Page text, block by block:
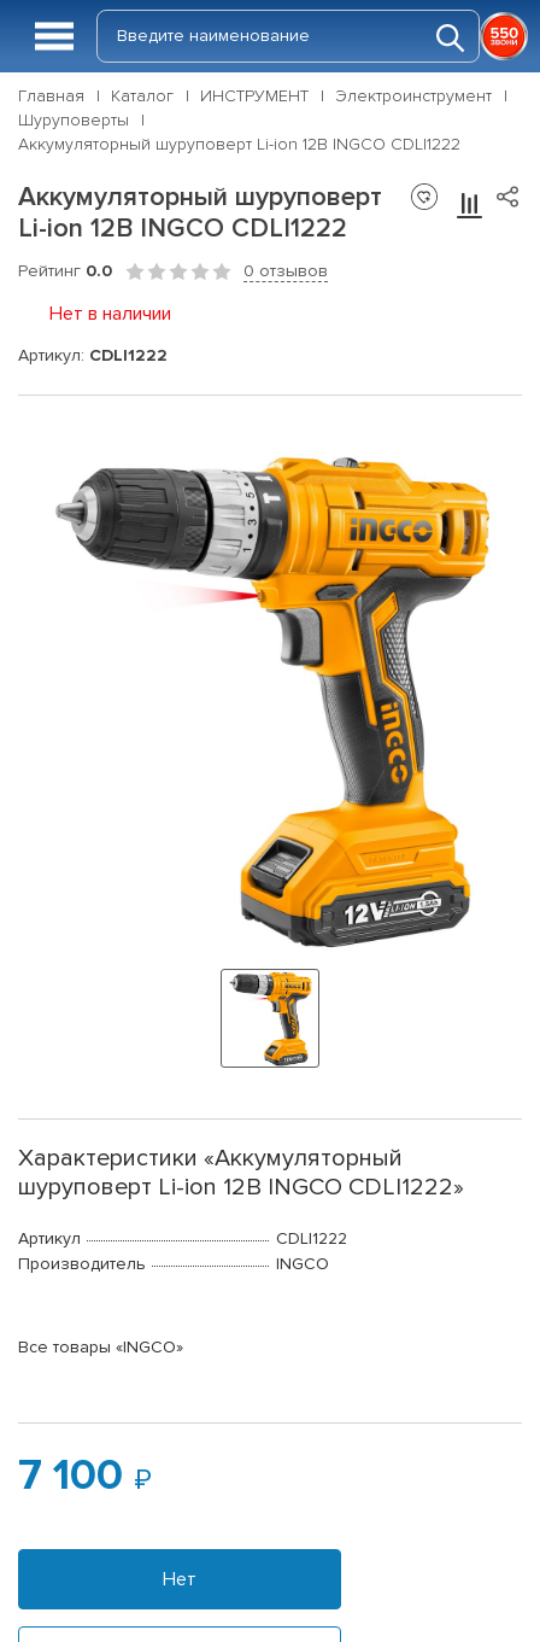
Главная Каталог ИНСТРУМЕНТ
Электроинструмент
Шуруповерты
Аккумуляторный шуруповерт Li-ion 12В INGCO CDLI1222
Аккумуляторный шуруповерт
Li-ion 12В INGCO CDLI1222
Рейтинг 0.0 0 отзывов
Нет в наличии
Артикул: CDLI1222
Характеристики «Аккумуляторный
шуруповерт Li-ion 12В INGCO CDLI1222»
Артикул
CDLI1222
Производитель
INGCO
Все товары «INGCO»
7 100
Нет